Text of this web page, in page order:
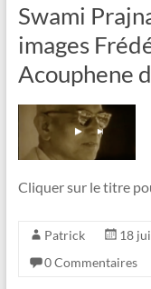
Swami
images
Acouphene
Cliquer sur le titre
Patrick 18
0 Commentaires